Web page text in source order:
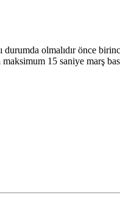
olmalıdır önce
15 saniye marş